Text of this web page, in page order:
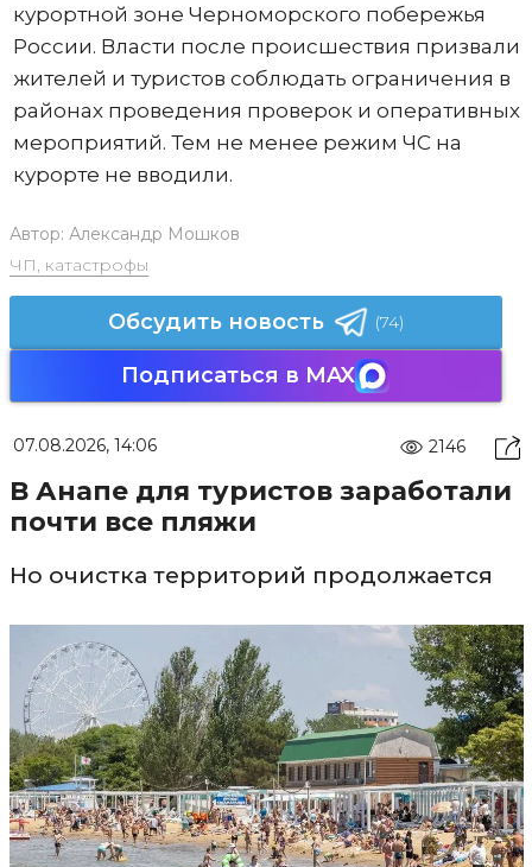
курортной зоне Черноморского побережья
России. Власти после происшествия призвали
жителей и туристов соблюдать ограничения в
районах проведения проверок и оперативных
мероприятий. Тем не менее режим ЧС на
курорте не вводили.
Автор: Александр Мошков
ЧП, катастрофы
Обсудить новость (74)
Подписаться в MAX
07.08.2026, 14:06 2146
В Анапе для туристов заработали
почти все пляжи
Но очистка территорий продолжается